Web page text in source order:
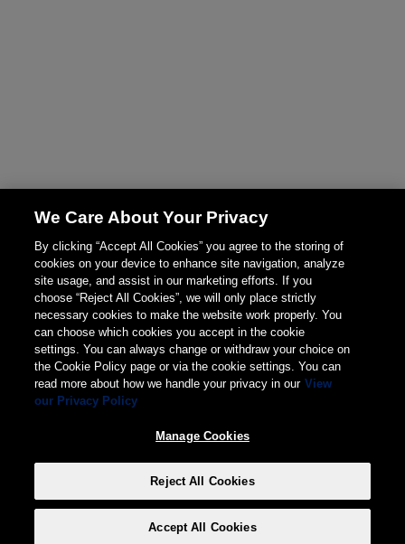
We Care About Your Privacy
By clicking “Accept All Cookies” you agree to the storing of
cookies on your device to enhance site navigation, analyze
site usage, and assist in our marketing efforts. If you
choose “Reject All Cookies”, we will only place strictly
necessary cookies to make the website work properly. You
can choose which cookies you accept in the cookie
settings. You can always change or withdraw your choice on
the Cookie Policy page or via the cookie settings. You can
read more about how we handle your privacy in our View
our Privacy Policy
Manage Cookies
Reject All Cookies
Accept All Cookies